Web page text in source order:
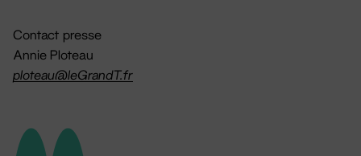
Contact presse
Annie Ploteau
ploteau@leGrandT.fr